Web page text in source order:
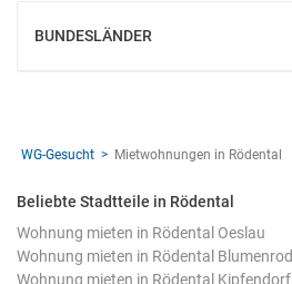
BUNDESLÄNDER
EINBLENDEN
WG-Gesucht Mietwohnungen in Rödental
Beliebte Stadtteile in Rödental
Wohnung mieten in Rödental Oeslau
Wohnung mieten in Rödental Blumenrod
Wohnung mieten in Rödental Kipfendorf